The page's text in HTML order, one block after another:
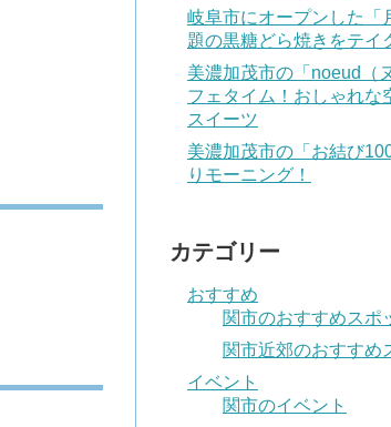
岐阜市にオープンした「
題の黒糖どら焼きをテイ
美濃加茂市の「noeud（
フェタイム！おしゃれな
スイーツ
美濃加茂市の「お結び
りモーニング！
カテゴリー
おすすめ
関市のおすすめスポ
関市近郊のおすすめ
イベント
関市のイベント